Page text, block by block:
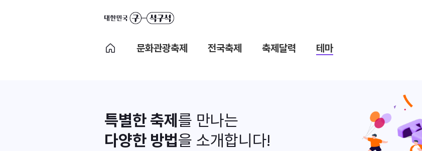
문화관광축제 전국축제 축제달력 테마
특별한 축제 를 만나는
다양한 방법을 소개합니다!